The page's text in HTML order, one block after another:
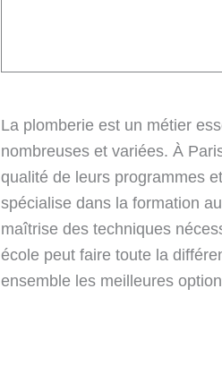
La plomberie est un métier
nombreuses et variées. À
qualité de leurs programmes
spécialise dans la formation
maîtrise des techniques
école peut faire toute la
ensemble les meilleures